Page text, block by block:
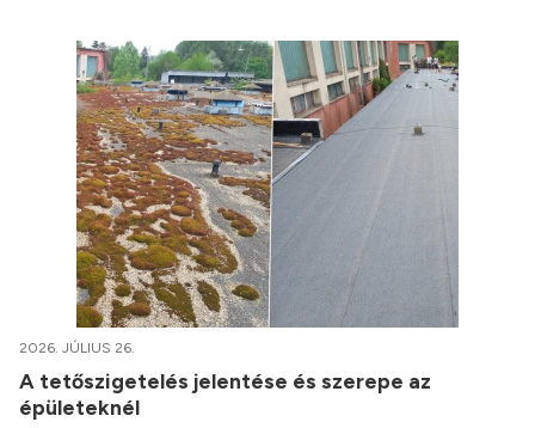
2026. JÚLIUS 26.
A tetőszigetelés jelentése és szerepe az
épületeknél